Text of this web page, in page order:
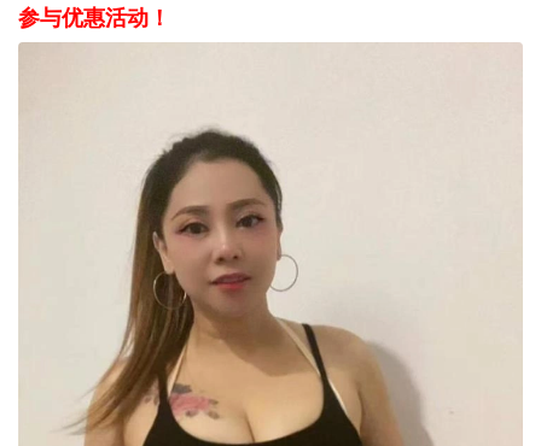
参与优惠活动！